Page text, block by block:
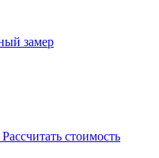
замер
Рассчитать стоимость